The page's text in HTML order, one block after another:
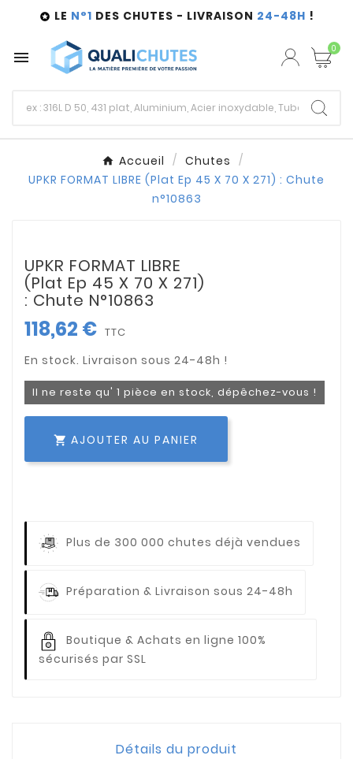
 LE N°1 DES CHUTES - LIVRAISON 24-48H !
 0
Accueil
Chutes
UPKR FORMAT LIBRE (Plat Ep 45 X 70 X 271) : Chute
n°10863
UPKR FORMAT LIBRE
(Plat Ep 45 X 70 X 271)
: Chute N°10863
118,62 € TTC
Il ne reste qu' 1 pièce en stock, dépêchez-vous !
 AJOUTER AU PANIER
Plus de 300 000 chutes déjà vendues
Préparation & Livraison sous 24-48h
Boutique & Achats en ligne 100%
sécurisés par SSL
Détails du produit